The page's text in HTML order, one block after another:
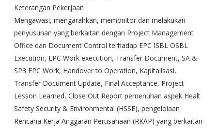
Keterangan Pekerjaan
Mengawasi, mengarahkan, memonitor dan melakukan
penyusunan yang berkaitan dengan Project Management
Office dan Document Control terhadap EPC ISBL OSBL
Execution, EPC Work execution, Transfer Document, SA &
SP3 EPC Work, Handover to Operation, Kapitalisasi,
Transfer Document Update, Final Acceptance, Project
Lesson Learned, Close Out Report pemenuhan aspek Healt
Safety Security & Environmental (HSSE), pengelolaan
Rencana Kerja Anggaran Perusahaan (RKAP) yang berkaitan